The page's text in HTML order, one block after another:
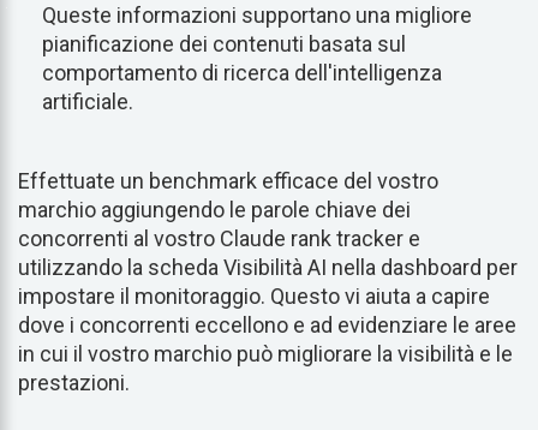
Queste informazioni supportano una migliore
pianificazione dei contenuti basata sul
comportamento di ricerca dell'intelligenza
artificiale.
Effettuate un benchmark efficace del vostro
marchio aggiungendo le parole chiave dei
concorrenti al vostro Claude rank tracker e
utilizzando la scheda Visibilità AI nella dashboard per
impostare il monitoraggio. Questo vi aiuta a capire
dove i concorrenti eccellono e ad evidenziare le aree
in cui il vostro marchio può migliorare la visibilità e le
prestazioni.